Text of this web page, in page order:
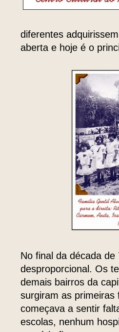
diferentes
aberta e hoje é o
No final da década
desproporcional. Os
demais bairros da
surgiram as primeiras
começava a sentir
escolas, nenhum